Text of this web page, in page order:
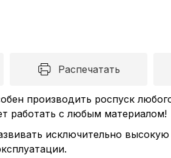
Распечатать
производить роспуск
работать с любым материалом!
исключительно